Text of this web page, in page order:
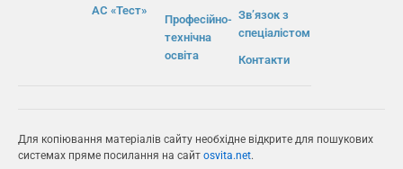
АС «Тест»
Професійно-
технічна
освіта
Зв’язок з
спеціалістом
Контакти
Для копіювання матеріалів сайту необхідне відкрите для пошукових
системах пряме посилання на сайт osvita.net.